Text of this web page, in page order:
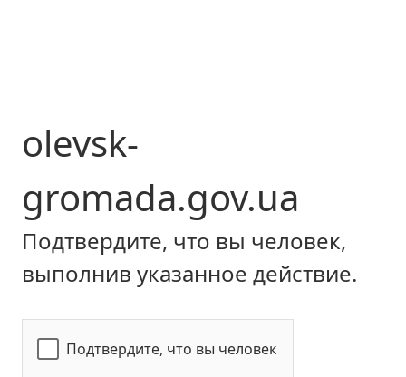
olevsk-
gromada.gov.ua
Подтвердите, что вы человек,
выполнив указанное действие.
Подтвердите, что вы человек